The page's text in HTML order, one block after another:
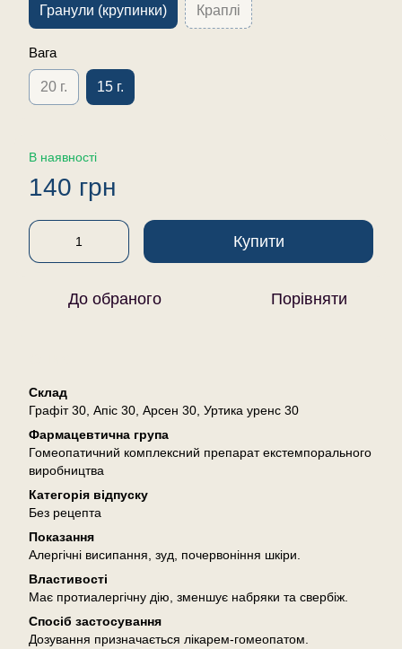
Гранули (крупинки) Краплі
Вага
20 г. 15 г.
В наявності
140 грн
Купити
До обраного Порівняти
Склад
Графіт 30, Апіс 30, Арсен 30, Уртика уренс 30
Фармацевтична група
Гомеопатичний комплексний препарат екстемпорального
виробництва
Категорія відпуску
Без рецепта
Показання
Алергічні висипання, зуд, почервоніння шкіри.
Властивості
Має протиалергічну дію, зменшує набряки та свербіж.
Спосіб застосування
Дозування призначається лікарем-гомеопатом.